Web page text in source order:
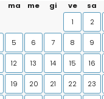
ma me gi ve sa
1
2
5 6 7 8 9
12 13 14 15 16
19 20 21 22 23